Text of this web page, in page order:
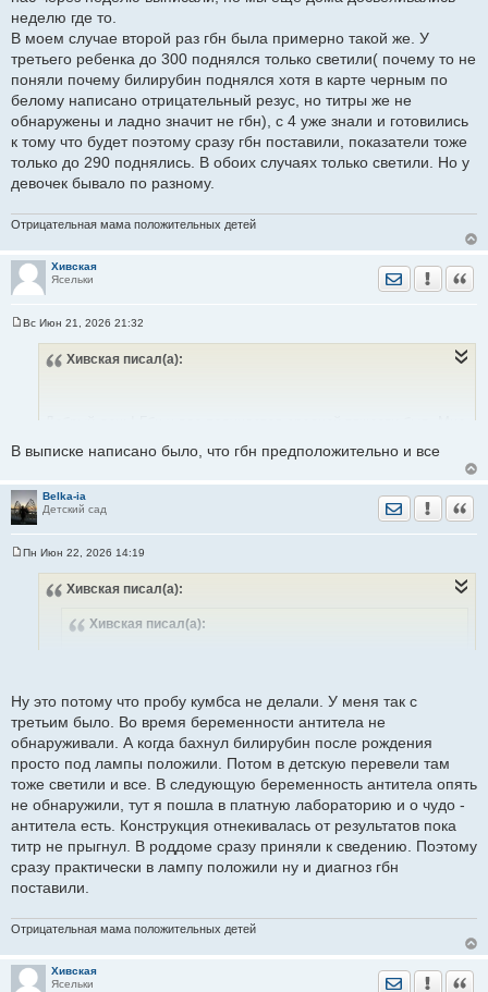
Получается, что конфликт был не сильный и в больницу его
перевели на неделю просто перестраховывались врачи?
неделю где то.
В моем случае второй раз гбн была примерно такой же. У
третьего ребенка до 300 поднялся только светили( почему то не
поняли почему билирубин поднялся хотя в карте черным по
белому написано отрицательный резус, но титры же не
обнаружены и ладно значит не гбн), с 4 уже знали и готовились
к тому что будет поэтому сразу гбн поставили, показатели тоже
только до 290 поднялись. В обоих случаях только светили. Но у
девочек бывало по разному.
Отрицательная мама положительных детей
Хивская
Ясельки
Отправить
Вс Июн 21, 2026 21:32
Хивская писал(а):
в выписке так писали, с примерно такими показателями.
Правда нас через неделю выписали, но мы еще дома
досвеяивались неделю где то.
В моем случае второй раз гбн была примерно такой же. У
третьего ребенка до 300 поднялся только светили( почему то
не поняли почему билирубин поднялся хотя в карте черным по
обнаружены и ладно значит не гбн), с 4 уже знали и готовились
тоже только до 290 поднялись. В обоих случаях только
В выписке написано было, что гбн предположительно и все
Belka-ia
Детский сад
Отправить
Пн Июн 22, 2026 14:19
Хивская писал(а):
Хивская писал(а):
Мне в выписке так писали, с примерно такими
показателями. Правда нас через неделю выписали, но мы
еще дома досвеяивались неделю где то.
В моем случае второй раз гбн была примерно такой же. У
третьего ребенка до 300 поднялся только светили( почему
то не поняли почему билирубин поднялся хотя в карте
черным по белому написано отрицательный резус, но
титры же не обнаружены и ладно значит не гбн), с 4 уже
знали и готовились к тому что будет поэтому сразу гбн
поставили, показатели тоже только до 290 поднялись. В
разному.
В выписке написано было, что гбн предположительно и все
Ну это потому что пробу кумбса не делали. У меня так с
третьим было. Во время беременности антитела не
обнаруживали. А когда бахнул билирубин после рождения
просто под лампы положили. Потом в детскую перевели там
тоже светили и все. В следующую беременность антитела опять
не обнаружили, тут я пошла в платную лабораторию и о чудо -
антитела есть. Конструкция отнекивалась от результатов пока
титр не прыгнул. В роддоме сразу приняли к сведению. Поэтому
сразу практически в лампу положили ну и диагноз гбн
поставили.
Отрицательная мама положительных детей
Хивская
Ясельки
Отправить